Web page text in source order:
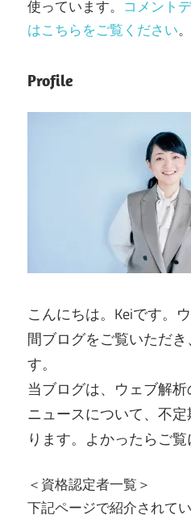
使っています。 コメント
はこちらをご覧ください。
Profile
こんにちは。Keiです。
間ブログをご覧いただ
す。
当ブログは、ウェブ解
ニュースについて、不
ります。よかったらご覧
＜資格認定者一覧＞
下記ページで紹介されてい